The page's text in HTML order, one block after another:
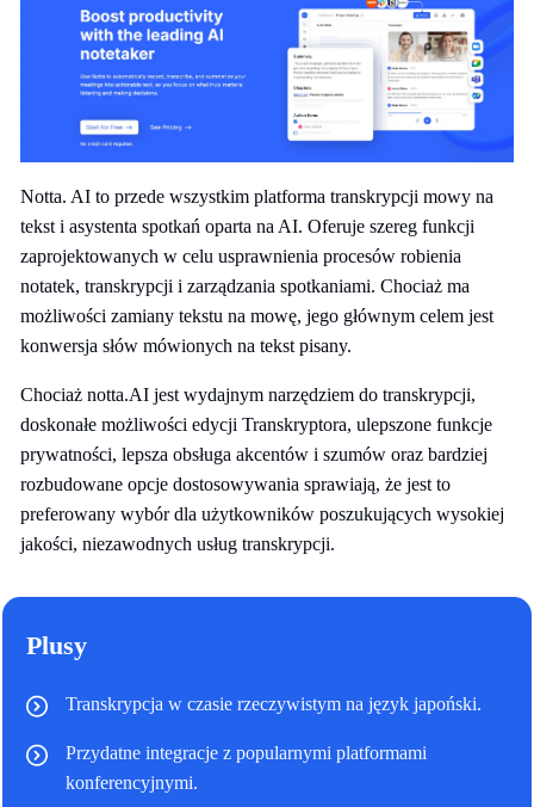
Notta. AI to przede wszystkim platforma transkrypcji mowy na
tekst i asystenta spotkań oparta na AI. Oferuje szereg funkcji
zaprojektowanych w celu usprawnienia procesów robienia
notatek, transkrypcji i zarządzania spotkaniami. Chociaż ma
możliwości zamiany tekstu na mowę, jego głównym celem jest
konwersja słów mówionych na tekst pisany.
Chociaż notta.AI jest wydajnym narzędziem do transkrypcji,
doskonałe możliwości edycji Transkryptora, ulepszone funkcje
prywatności, lepsza obsługa akcentów i szumów oraz bardziej
rozbudowane opcje dostosowywania sprawiają, że jest to
preferowany wybór dla użytkowników poszukujących wysokiej
jakości, niezawodnych usług transkrypcji.
Plusy
Transkrypcja w czasie rzeczywistym na język japoński.
Przydatne integracje z popularnymi platformami
konferencyjnymi.